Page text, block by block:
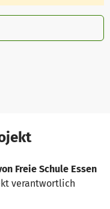
Freie Schule Essen
verantwortlich